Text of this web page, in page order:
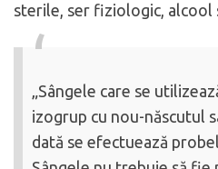
sterile, ser fiziologic, alcool
„Sângele care se
izogrup cu nou-născutul
dată se efectuează